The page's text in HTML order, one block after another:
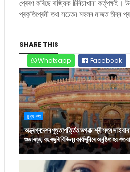
প্ৰেৰণ কৰিছে ৰাজ্যিক চিৰিয়াখানা কর্তৃপক্ষই।
প্ৰকৃতিপ্ৰেমী তথা সচেতন মহলৰ মাজত তীব্ৰ
SHARE THIS
Whatsapp
Facebook
মুখ্য-পৃষ্ঠা
অন্ধ্ৰ প্ৰদেশৰ পুত্তাপৰ্ত্তিত ভগৱান শ্ৰী সত্য সাই
শুভাৰম্ভ, বছৰজুৰি বিভিন্ন কাৰ্যসূচীৰে অনুষ্ঠিত হব